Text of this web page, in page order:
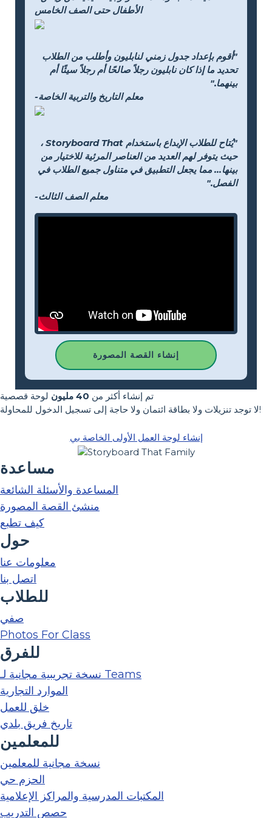
الأطفال حتى الصف الخامس
"أقوم بإعداد جدول زمني لنابليون وأطلب من الطلاب
تحديد ما إذا كان نابليون رجلاً صالحًا أم رجلاً سيئًا أم
بينهما."
-معلم التاريخ والتربية الخاصة
"يُتاح للطلاب الإبداع باستخدام Storyboard That ،
حيث يتوفر لهم العديد من العناصر المرئية للاختيار من
بينها... مما يجعل التطبيق في متناول جميع الطلاب في
الفصل."
-معلم الصف الثالث
إنشاء القصة المصورة
تم إنشاء أكثر من 40 مليون
لوحة قصصية
لا توجد تنزيلات ولا بطاقة ائتمان ولا حاجة إلى تسجيل الدخول للمحاولة!
إنشاء لوحة العمل الأولى الخاصة بي
مساعدة
المساعدة والأسئلة الشائعة
منشئ القصة المصورة
كيف تطبع
حول
معلومات عنا
اتصل بنا
للطلاب
صفي
Photos For Class
للفرق
نسخة تجريبية مجانية لـ Teams
الموارد التجارية
خلق للعمل
تاريخ فريق بلدي
للمعلمين
نسخة مجانية للمعلمين
الحزم حي
المكتبات المدرسية والمراكز الإعلامية
حصص التدريب